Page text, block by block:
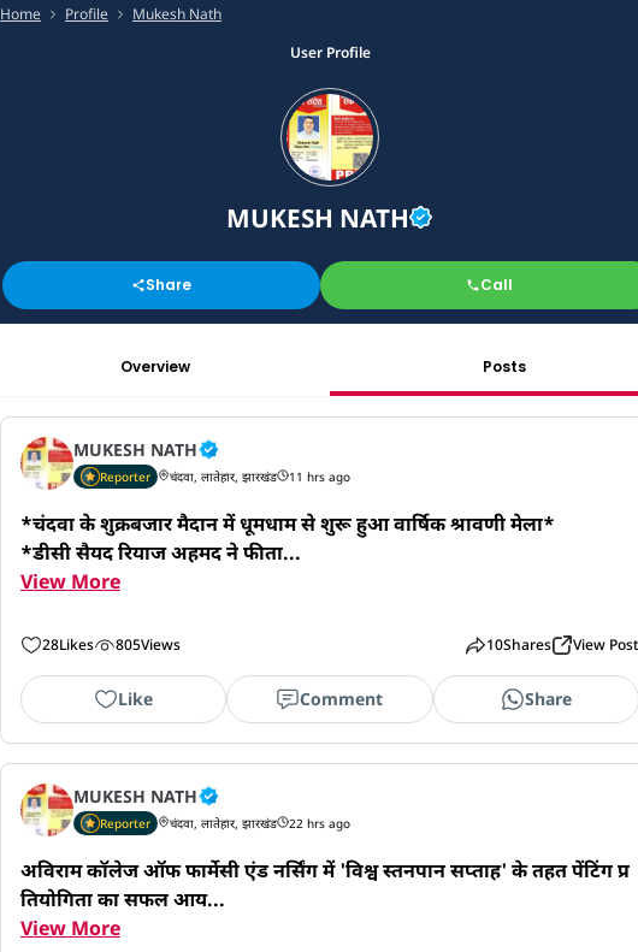
Home Profile
Mukesh Nath
User Profile
MUKESH NATH
Share Call
Overview Posts
MUKESH NATH
Reporter चंदवा, लातेहार, झारखंड 11 hrs ago
*चंदवा के शुक्रबजार मैदान में धूमधाम से शुरू हुआ वार्षिक श्रावणी मेला*
*डीसी सैयद रियाज अहमद ने फीता...
View More
28Likes 805Views 10Shares View Post
Like Comment Share
MUKESH NATH
Reporter चंदवा, लातेहार, झारखंड 22 hrs ago
अविराम कॉलेज ऑफ फार्मेसी एंड नर्सिंग में 'विश्व स्तनपान सप्ताह' के तहत पेंटिंग प्र
तियोगिता का सफल आय...
View More